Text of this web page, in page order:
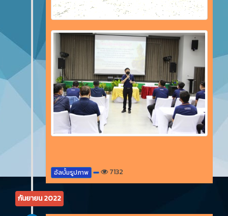
อัลบั้มรูปภาพ 7132
กันยายน 2022